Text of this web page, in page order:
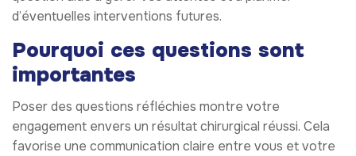
d’éventuelles interventions futures.
Pourquoi ces questions sont
importantes
Poser des questions réfléchies montre votre
engagement envers un résultat chirurgical réussi. Cela
favorise une communication claire entre vous et votre